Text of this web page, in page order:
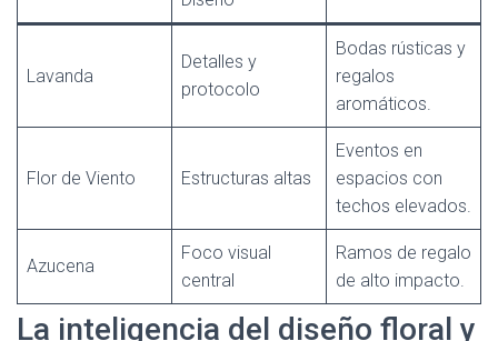
Lavanda
Detalles y
protocolo
Bodas rústicas y
regalos
aromáticos.
Flor de Viento Estructuras altas
Eventos en
espacios con
techos elevados.
Azucena
Foco visual
central
Ramos de regalo
de alto impacto.
La inteligencia del diseño floral y